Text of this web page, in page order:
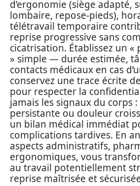
d’ergonomie (siège adapté,
lombaire, repose-pieds),
télétravail temporaire
reprise progressive sans
cicatrisation. Établissez un «
» simple — durée estimée,
contacts médicaux en cas
conservez une trace écrite
pour respecter la
jamais les signaux du corps
persistante ou douleur
un bilan médical immédiat
complications tardives. En
aspects administratifs,
ergonomiques, vous
au travail potentiellement
reprise maîtrisée et